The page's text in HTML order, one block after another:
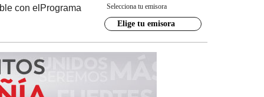
con el Programa Selecciona tu emisora
Elige tu emisora